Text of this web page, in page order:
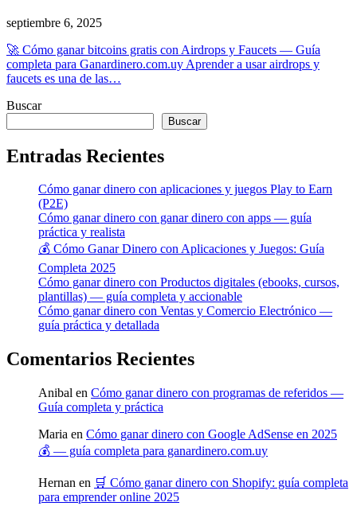
septiembre 6, 2025
🚀 Cómo ganar bitcoins gratis con Airdrops y Faucets — Guía
completa para Ganardinero.com.uy Aprender a usar airdrops y
faucets es una de las…
Buscar
Buscar
Entradas Recientes
Cómo ganar dinero con aplicaciones y juegos Play to Earn
(P2E)
Cómo ganar dinero con ganar dinero con apps — guía
práctica y realista
💰 Cómo Ganar Dinero con Aplicaciones y Juegos: Guía
Completa 2025
Cómo ganar dinero con Productos digitales (ebooks, cursos,
plantillas) — guía completa y accionable
Cómo ganar dinero con Ventas y Comercio Electrónico —
guía práctica y detallada
Comentarios Recientes
Anibal en Cómo ganar dinero con programas de referidos —
Guía completa y práctica
Maria en Cómo ganar dinero con Google AdSense en 2025
💰 — guía completa para ganardinero.com.uy
Hernan en 🛒 Cómo ganar dinero con Shopify: guía completa
para emprender online 2025